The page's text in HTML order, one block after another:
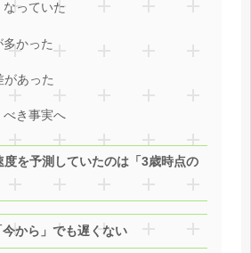
なっていた
多かった
があった
べき事実へ
度を予測していたのは「3歳時点の
から」でも遅くない